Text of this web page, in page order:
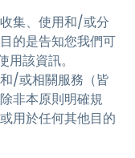
集、使用和/或分
的是告知您我們可
該資訊。
/或相關服務（皆
非本原則明確規
用於任何其他目的